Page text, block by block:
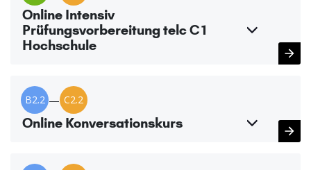
Online Intensiv
Prüfungsvorbereitung telc C1
Hochschule
B2.2 — C2.2
Online Konversationskurs